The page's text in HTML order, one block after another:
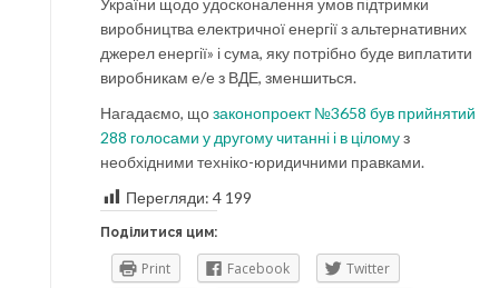
України щодо удосконалення умов підтримки
виробництва електричної енергії з альтернативних
джерел енергії» і сума, яку потрібно буде виплатити
виробникам е/е з ВДЕ, зменшиться.
Нагадаємо, щозаконопроект №3658 був прийнятий
288 голосами у другому читанні і в ціломуз
необхідними техніко-юридичними правками.
Перегляди: 4 199
Поділитися цим:
Print Facebook
Twitter